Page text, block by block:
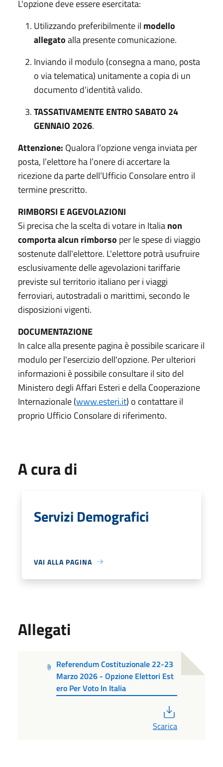
L'opzione deve essere esercitata:
Utilizzando preferibilmente il modello
allegatoalla presente comunicazione.
Inviando il modulo (consegna a mano, posta
o via telematica) unitamente a copia di un
documento d'identità valido.
TASSATIVAMENTE ENTRO SABATO 24
GENNAIO 2026.
Attenzione: Qualora l’opzione venga inviata per
posta, l’elettore ha l’onere di accertare la
ricezione da parte dell’Ufficio Consolare entro il
termine prescritto.
RIMBORSI E AGEVOLAZIONI
Si precisa che la scelta di votare in Italianon
comporta alcun rimborso per le spese di viaggio
sostenute dall'elettore. L'elettore potrà usufruire
esclusivamente delle agevolazioni tariffarie
previste sul territorio italiano per i viaggi
ferroviari, autostradali o marittimi, secondo le
disposizioni vigenti.
DOCUMENTAZIONE
In calce alla presente pagina è possibile scaricare il
modulo per l'esercizio dell'opzione. Per ulteriori
informazioni è possibile consultare il sito del
Ministero degli Affari Esteri e della Cooperazione
Internazionale (www.esteri.it) o contattare il
proprio Ufficio Consolare di riferimento.
A cura di
Servizi Demografici
VAI ALLA PAGINA
Allegati
Referendum Costituzionale 22-23
Marzo 2026 - Opzione Elettori Est
ero Per Voto In Italia
Scarica